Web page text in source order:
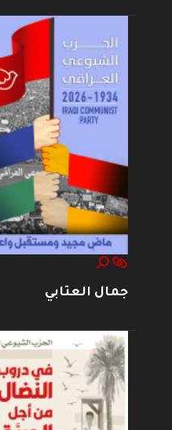
جمال العتابي